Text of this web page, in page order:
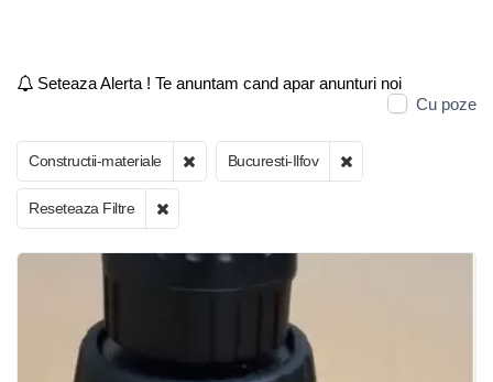
Seteaza Alerta ! Te anuntam cand apar anunturi noi
Cu poze
Constructii-materiale Bucuresti-Ilfov
Reseteaza Filtre